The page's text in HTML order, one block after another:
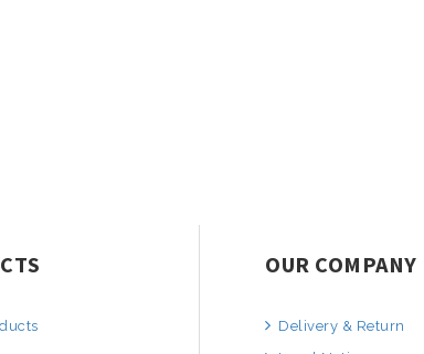
OUR COMPANY
Delivery & Return